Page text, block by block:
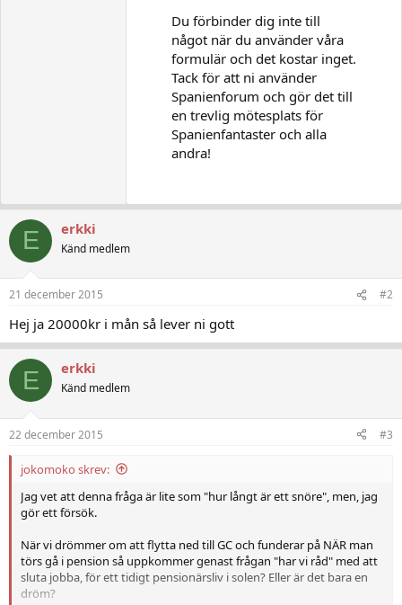
Du förbinder dig inte till
något när du använder våra
formulär och det kostar inget.
Tack för att ni använder
Spanienforum och gör det till
en trevlig mötesplats för
Spanienfantaster och alla
andra!
E erkki
Känd medlem
21 december 2015 #2
Hej ja 20000kr i mån så lever ni gott
E erkki
Känd medlem
22 december 2015 #3
jokomoko skrev:
Jag vet att denna fråga är lite som "hur långt är ett snöre", men, jag
gör ett försök.
När vi drömmer om att flytta ned till GC och funderar på NÄR man
törs gå i pension så uppkommer genast frågan "har vi råd" med att
sluta jobba, för ett tidigt pensionärsliv i solen? Eller är det bara en
dröm?